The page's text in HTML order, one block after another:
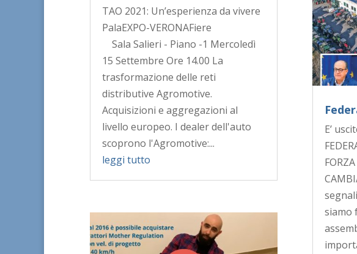
TAO 2021: Un’esperienza da vivere
PalaEXPO-VERONAFiere
Sala Salieri - Piano -1 Mercoledì
15 Settembre Ore 14.00 La
trasformazione delle reti
distributive Agromotive.
Acquisizioni e aggregazioni al
livello europeo. I dealer dell'auto
scoprono l'Agromotive:...
leggi tutto
E’
siamo